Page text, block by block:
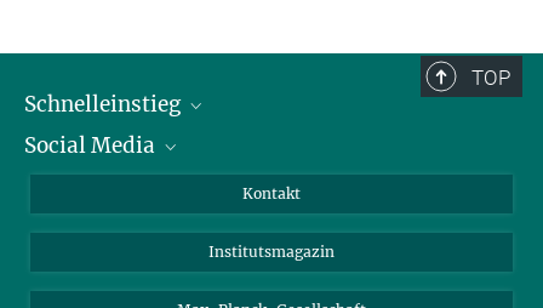
TOP
Schnelleinstieg
Alumni
Fördernde
Social Media
Bluesky
Facebook
Kontakt
Institutsmagazin